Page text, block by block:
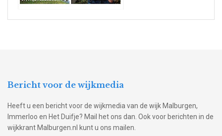
Bericht voor de wijkmedia
Heeft u een bericht voor de wijkmedia van de wijk Malburgen,
Immerloo en Het Duifje? Mail het ons dan. Ook voor berichten in de
wijkkrant Malburgen.nl kunt u ons mailen.